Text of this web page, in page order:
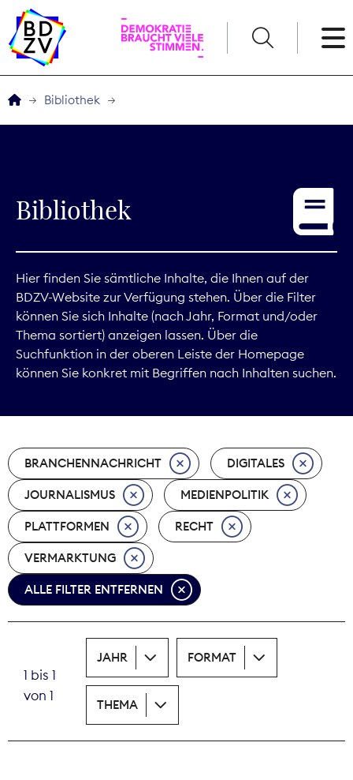
Service
Digitales
Kommunikation
Marktdaten
Nachhaltigkeit
Nachwuchs
Nova Award
Pressefreiheit
Print
Recht
Tarifpolitik
Theodor-Wolff-Preis
Bibliothek
Bibliothek
Hier finden Sie sämtliche Inhalte, die Ihnen auf der
BDZV-Website zur Verfügung stehen. Über die Filter
können Sie sich Inhalte (nach Jahr, Format und/oder
Thema sortiert) anzeigen lassen. Über die
Suchfunktion in der oberen Leiste der Homepage
können Sie konkret mit Begriffen nach Inhalten suchen.
BRANCHENNACHRICHT DIGITALES
JOURNALISMUS MEDIENPOLITIK
PLATTFORMEN RECHT
VERMARKTUNG
ALLE FILTER ENTFERNEN
1 bis 1
von 1
JAHR FORMAT
THEMA